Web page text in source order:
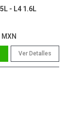
- L4 1.6L
MXN
Ver Detalles